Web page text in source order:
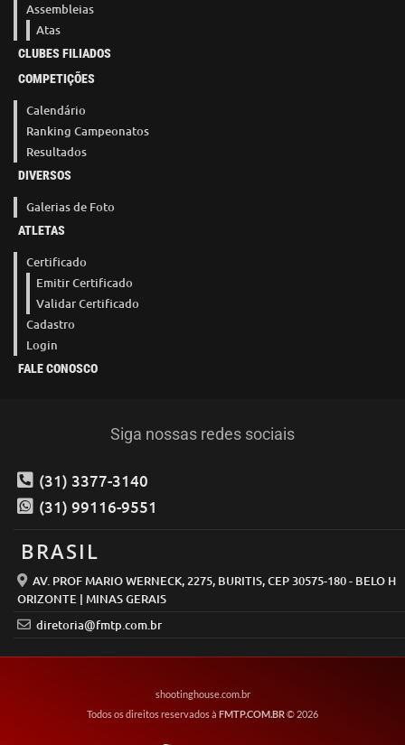
Assembleias
Atas
CLUBES FILIADOS
COMPETIÇÕES
Calendário
Ranking Campeonatos
Resultados
DIVERSOS
Galerias de Foto
ATLETAS
Certificado
Emitir Certificado
Validar Certificado
Cadastro
Login
FALE CONOSCO
Siga nossas redes sociais
(31) 3377-3140
(31) 99116-9551
BRASIL
AV. PROF MARIO WERNECK, 2275, BURITIS, CEP 30575-180 - BELO H
ORIZONTE | MINAS GERAIS
diretoria@fmtp.com.br
shootinghouse.com.br
Todos os direitos reservados à FMTP.COM.BR© 2026